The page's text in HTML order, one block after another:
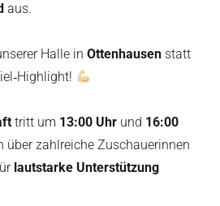
aus.
Halle inOttenhausen statt
tritt um 13:00 Uhr und 16:00
über zahlreiche Zuschauerinnen
lautstarke Unterstützung